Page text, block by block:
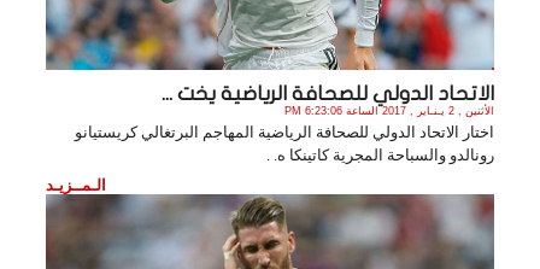
الاتحاد الدولي للصحافة الرياضية يخت ...
الأثنين , 2 يـنـاير , 2017 الساعة 6:23:06 PM
اختار الاتحاد الدولي للصحافة الرياضية المهاجم البرتغالي كريستيانو
رونالدو والسباحة المجرية كاتينكا ه. .
الـمــزيـد